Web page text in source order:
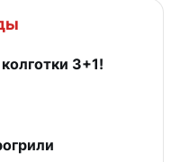
3+1!